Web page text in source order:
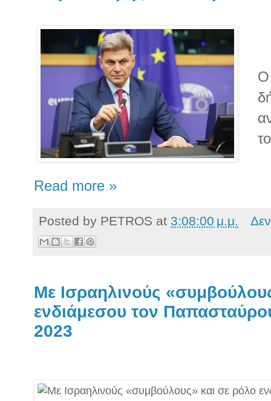
Read more »
Posted by PETROS at 3:08:00 μ.μ.
Με Ισραηλινούς
ενδιάμεσου τον
2023